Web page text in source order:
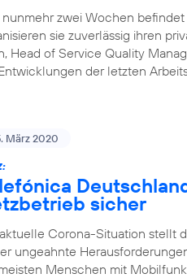
zwei Wochen
sie zuverlässig ihren
Head of Service Quality
der letzten
März 2020
sicher
Corona-Situation stellt
ungeahnte
Menschen mit